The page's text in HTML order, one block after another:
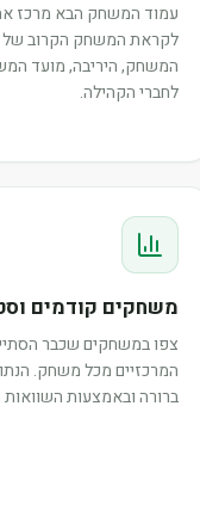
עמוד המשחק הבא מרכז
לקראת המשחק הקרוב של
המשחק, היריבה, מועד
לחברי הקהילה.
משחקים קודמים
צפו במשחקים שכבר
המרכזיים מכל משחק.
ברורה ובאמצעות השוואות